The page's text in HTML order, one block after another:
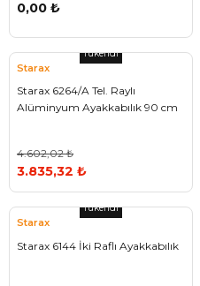
0,00 ₺
Tükendi
Starax
Starax 6264/A Tel. Raylı
Alüminyum Ayakkabılık 90 cm
4.602,02 ₺
3.835,32 ₺
Tükendi
Starax
Starax 6144 İki Raflı Ayakkabılık